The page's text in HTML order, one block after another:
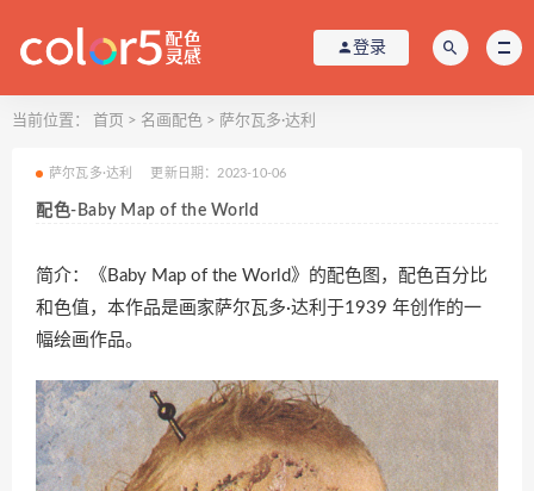
登录
当前位置： 首页 > 名画配色 > 萨尔瓦多·达利
萨尔瓦多·达利 更新日期：2023-10-06
配色-Baby Map of the World
简介：《Baby Map of the World》的配色图，配色百分比
和色值，本作品是画家萨尔瓦多·达利于1939 年创作的一
幅绘画作品。